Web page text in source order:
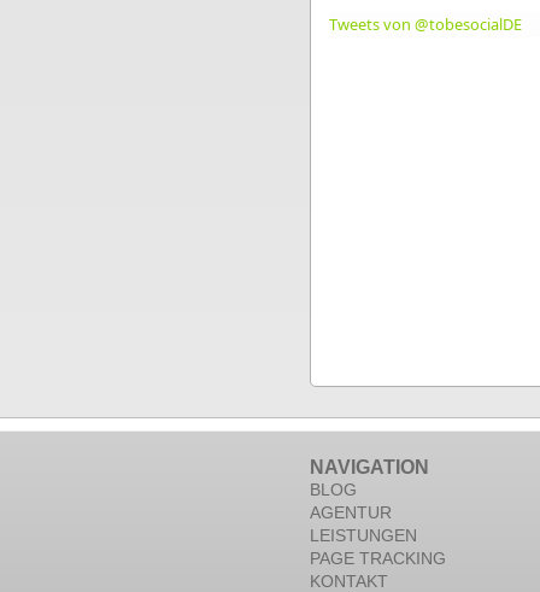
Tweets von @tobesocialDE
NAVIGATION
BLOG
AGENTUR
LEISTUNGEN
PAGE TRACKING
KONTAKT